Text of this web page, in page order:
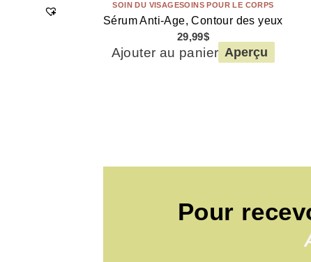
SOIN DU VISAGESOINS POUR LE CORPS
Sérum Anti-Age, Contour des yeux
29,99$
Ajouter au panier Aperçu
Pour